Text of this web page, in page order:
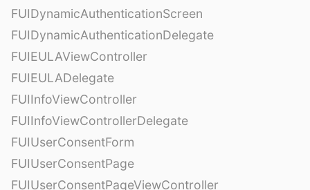
FUIDynamicAuthenticationScreen
FUIDynamicAuthenticationDelegate
FUIEULAViewController
FUIEULADelegate
FUIInfoViewController
FUIInfoViewControllerDelegate
FUIUserConsentForm
FUIUserConsentPage
FUIUserConsentPageViewController